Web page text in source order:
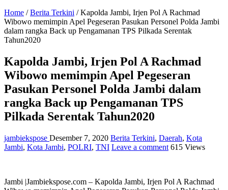
Home / Berita Terkini / Kapolda Jambi, Irjen Pol A Rachmad
Wibowo memimpin Apel Pegeseran Pasukan Personel Polda Jambi
dalam rangka Back up Pengamanan TPS Pilkada Serentak
Tahun2020
Kapolda Jambi, Irjen Pol A Rachmad
Wibowo memimpin Apel Pegeseran
Pasukan Personel Polda Jambi dalam
rangka Back up Pengamanan TPS
Pilkada Serentak Tahun2020
jambiekspose Desember 7, 2020 Berita Terkini, Daerah, Kota
Jambi, Kota Jambi, POLRI, TNI Leave a comment 615 Views
Jambi |Jambiekspose.com – Kapolda Jambi, Irjen Pol A Rachmad